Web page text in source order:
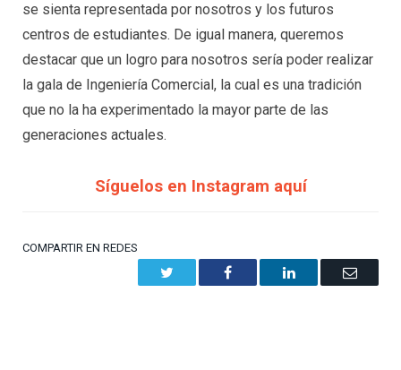
se sienta representada por nosotros y los futuros
centros de estudiantes. De igual manera, queremos
destacar que un logro para nosotros sería poder realizar
la gala de Ingeniería Comercial, la cual es una tradición
que no la ha experimentado la mayor parte de las
generaciones actuales.
Síguelos en Instagram aquí
COMPARTIR EN REDES
Facebook LinkedIn Email